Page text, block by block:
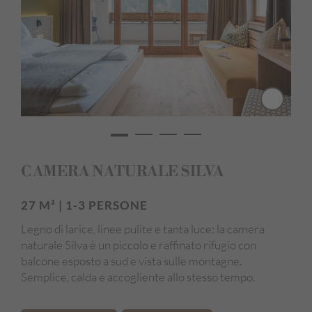
Asciugacapelli
Accappatoio e asciugamani da bagno
Pulizia giornaliera inclusa
Pavimento in legno / Materiali naturali
Camera anallergica
CAMERA NATURALE SILVA
27 M² | 1-3 PERSONE
Legno di larice, linee pulite e tanta luce: la camera
naturale Silva è un piccolo e raffinato rifugio con
balcone esposto a sud e vista sulle montagne.
Semplice, calda e accogliente allo stesso tempo.